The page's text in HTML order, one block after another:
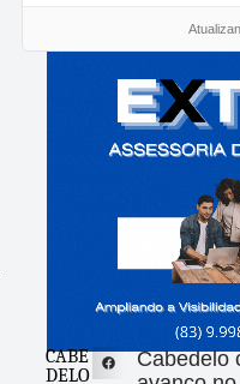
CABE
DELO
Cabedelo